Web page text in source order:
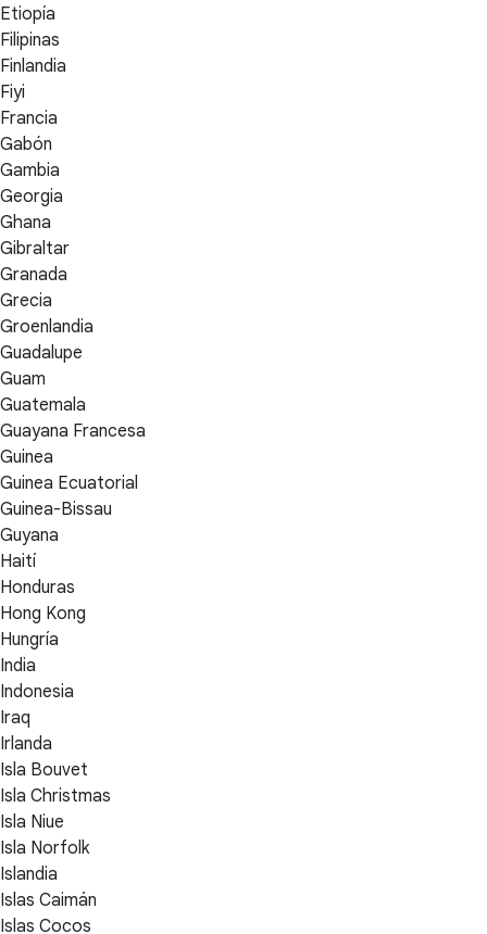
Etiopía
Filipinas
Finlandia
Fiyi
Francia
Gabón
Gambia
Georgia
Ghana
Gibraltar
Granada
Grecia
Groenlandia
Guadalupe
Guam
Guatemala
Guayana Francesa
Guinea
Guinea Ecuatorial
Guinea-Bissau
Guyana
Haití
Honduras
Hong Kong
Hungría
India
Indonesia
Iraq
Irlanda
Isla Bouvet
Isla Christmas
Isla Niue
Isla Norfolk
Islandia
Islas Caimán
Islas Cocos